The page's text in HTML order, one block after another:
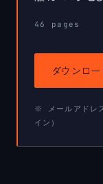
46 pages
ダウンロー
※ メールアドレ
イン）